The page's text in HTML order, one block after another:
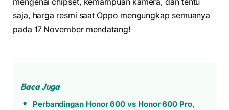
saja, harga resmi saat Oppo mengungkap semuanya
pada 17 November mendatang!
Baca Juga
Perbandingan Honor 600 vs Honor 600 Pro,